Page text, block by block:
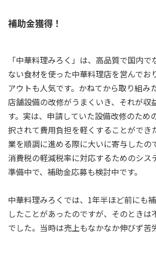
補助金獲得！
「中華料理みろく」は、高品質で国内で
ない食材を使った中華料理店を営んでお
アウトも人気です。かねてから取り組み
店舗設備の改修がうまくいき、それが収
す。実は、申請していた設備改修のため
択されて費用負担を軽くすることができ
業を順調に進める際に大いに寄与したの
消費税の軽減税率に対応するためのシス
準備中で、補助金応募も検討中です。
中華料理みろくでは、1年半ほど前にも
したことがあったのですが、そのときは
でした。当時は売上もなかなか伸びず苦